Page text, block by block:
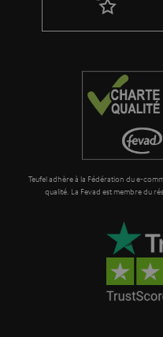
Teufel adhère à la Fédération du e-
qualité. La Fevad est membre du